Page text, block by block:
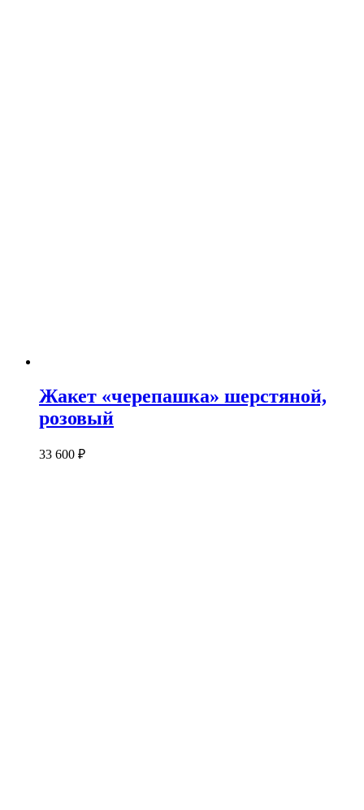
Жакет «черепашка» шерстяной,
розовый
33 600 ₽